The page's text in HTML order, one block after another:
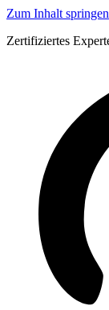
Zum Inhalt springen
Zertifiziertes